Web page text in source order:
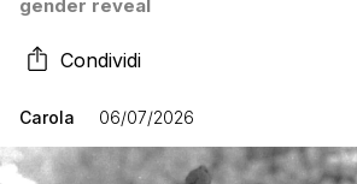
gender reveal
Condividi
Carola 06/07/2026